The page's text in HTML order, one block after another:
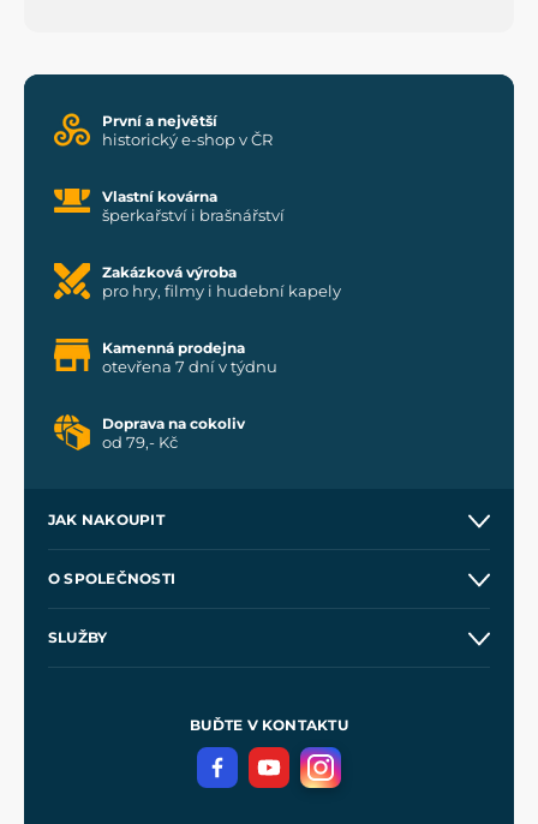
První a největší
historický e-shop v ČR
Vlastní kovárna
šperkařství i brašnářství
Zakázková výroba
pro hry, filmy i hudební kapely
Kamenná prodejna
otevřena 7 dní v týdnu
Doprava na cokoliv
od 79,- Kč
JAK NAKOUPIT
Velkoobchod
O SPOLEČNOSTI
SLUŽBY
Meče pro Kingdom Come
BUĎTE V KONTAKTU